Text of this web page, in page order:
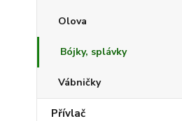
Olova
Bójky, splávky
Vábničky
Přívlač